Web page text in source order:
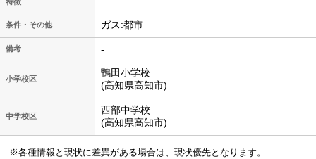
条件・その他 ガス:都市
備考 -
小学校区
鴨田小学校
(高知県高知市)
中学校区
西部中学校
(高知県高知市)
※各種情報と現状に差異がある場合は、現状優先となります。